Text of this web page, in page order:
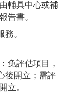
輔具中心或補
告書。
。
免評估項目，
後開立；需評
立。